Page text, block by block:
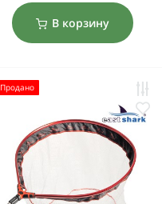
В корзину
Продано